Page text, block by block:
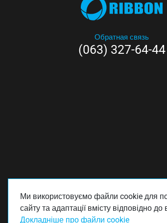
Обратная связь
(063) 327-64-44
Ми використовуємо файли cookie для
сайту та адаптації вмісту відповідно
Докладніше про файли cookie